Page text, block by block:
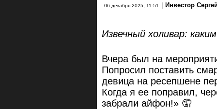
06 декабря 2025, 11:51 Инвестор
Извечный холивар:
Вчера был на
Попросил поставить
девица на ресепшене
Когда я ее поправил,
забрали айфон!» 🤦